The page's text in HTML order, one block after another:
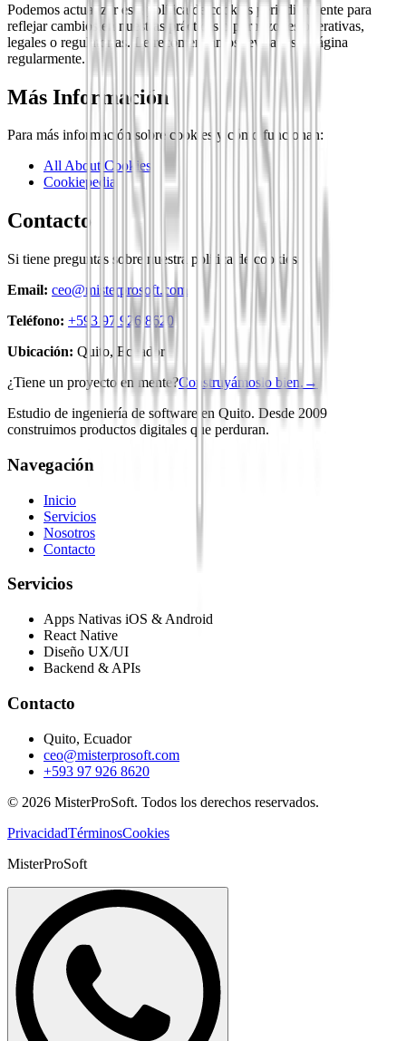
Podemos actualizar esta política de cookies periódicamente para
reflejar cambios en nuestras prácticas o por razones operativas,
legales o regulatorias. Le recomendamos revisar esta página
regularmente.
Más Información
Para más información sobre cookies y cómo funcionan:
All About Cookies
Cookiepedia
Contacto
Si tiene preguntas sobre nuestra política de cookies:
Email: ceo@misterprosoft.com
Teléfono: +593 97 926 8620
Ubicación: Quito, Ecuador
¿Tiene un proyecto en mente?Construyámoslo bien. →
Estudio de ingeniería de software en Quito. Desde 2009
construimos productos digitales que perduran.
Navegación
Inicio
Servicios
Nosotros
Contacto
Servicios
Apps Nativas iOS & Android
React Native
Diseño UX/UI
Backend & APIs
Contacto
Quito, Ecuador
ceo@misterprosoft.com
+593 97 926 8620
© 2026 MisterProSoft. Todos los derechos reservados.
PrivacidadTérminosCookies
MisterProSoft